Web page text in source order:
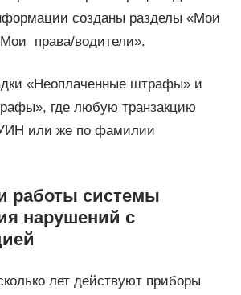
созданы разделы «Мои
права/водители».
«Неоплаченные штрафы» и
где любую транзакцию
или же по фамилии
работы системы
нарушений с
лет действуют приборы